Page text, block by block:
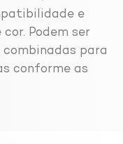
e
Podem ser
para
conforme as